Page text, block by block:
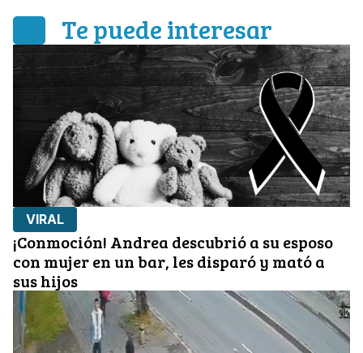
Te puede interesar
VIRAL
¡Conmoción! Andrea descubrió a su esposo
con mujer en un bar, les disparó y mató a
sus hijos